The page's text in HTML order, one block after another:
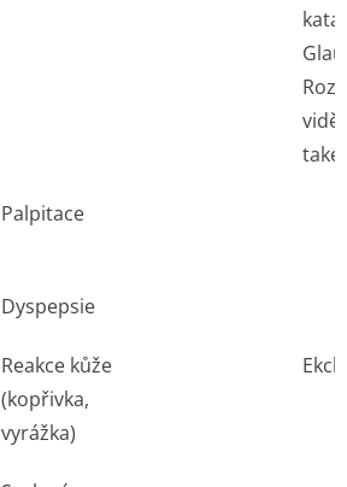
také
Palpitace
Dyspepsie
Reakce kůže
(kopřivka,
vyrážka)